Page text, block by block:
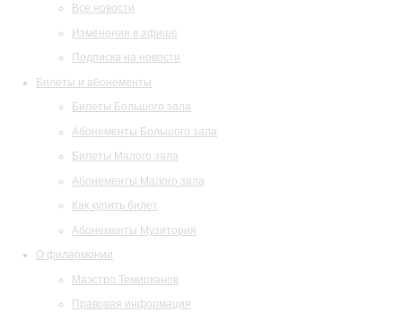
Все новости
Изменения в афише
Подписка на новости
Билеты и абонементы
Билеты Большого зала
Абонементы Большого зала
Билеты Малого зала
Абонементы Малого зала
Как купить билет
Абонементы Музитория
О филармонии
Маэстро Темирканов
Правовая информация